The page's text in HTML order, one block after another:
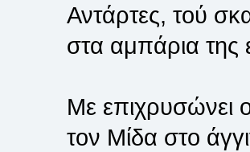
Αντάρτες, τού
στα αμπάρια
Με επιχρυσώνει
τον Μίδα στο